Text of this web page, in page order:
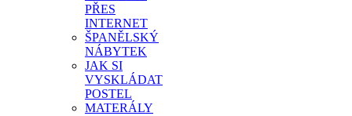
PŘES
INTERNET
ŠPANĚLSKÝ
NÁBYTEK
JAK SI
VYSKLÁDAT
POSTEL
MATERÁLY